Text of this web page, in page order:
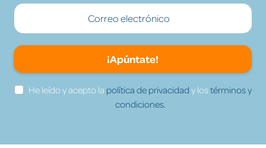
¡Apúntate!
He leído y acepto la política de privacidad y lostérminos y
condiciones.